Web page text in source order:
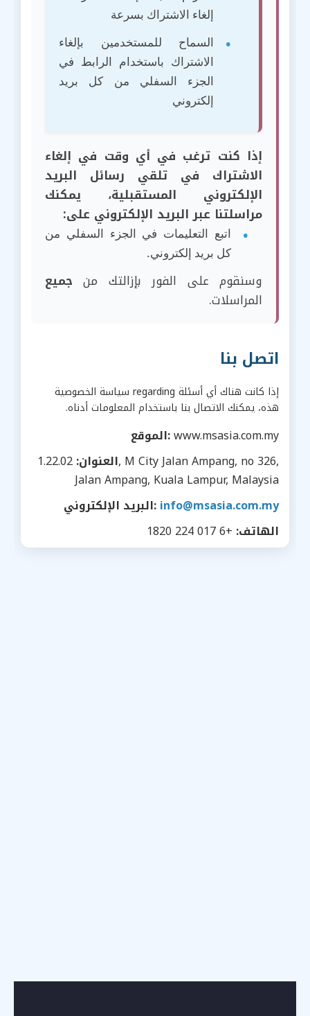
إلغاء الاشتراك بسرعة
السماح للمستخدمين بإلغاء
الاشتراك باستخدام الرابط في
الجزء السفلي من كل بريد
إلكتروني
إذا كنت ترغب في أي وقت في إلغاء
الاشتراك في تلقي رسائل البريد
الإلكتروني المستقبلية، يمكنك
مراسلتنا عبر البريد الإلكتروني على:
اتبع التعليمات في الجزء السفلي من
كل بريد إلكتروني.
وسنقوم على الفور بإزالتك من جميع
المراسلات.
اتصل بنا
إذا كانت هناك أي أسئلة regarding سياسة الخصوصية
هذه، يمكنك الاتصال بنا باستخدام المعلومات أدناه.
الموقع:www.msasia.com.my
العنوان:1.22.02, M City Jalan Ampang, no 326,
Jalan Ampang, Kuala Lampur, Malaysia
البريد الإلكتروني:info@msasia.com.my
الهاتف: +6 017 224 1820